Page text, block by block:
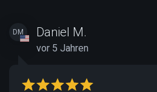
DM Daniel M.
vor 5 Jahren